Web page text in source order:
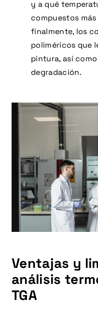
y a qué
compuestos
finalmente, los
poliméricos que
pintura, así
degradación.
Ventajas y
análisis
TGA